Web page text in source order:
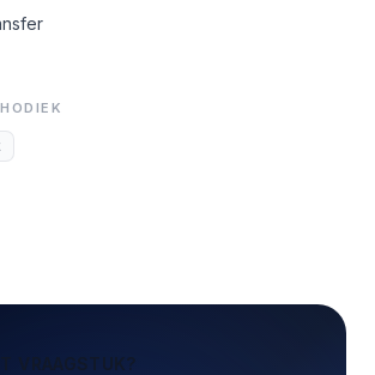
VRAAGSTUK?